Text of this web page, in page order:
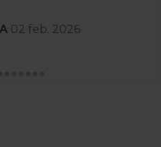
02 apr. 2025